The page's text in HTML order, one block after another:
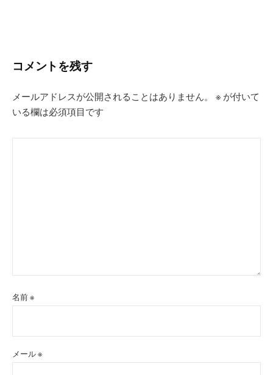
ー
ョ
ン
コメントを残す
メールアドレスが公開されることはありません。 ※ が付いて
いる欄は必須項目です
名前※
メール※